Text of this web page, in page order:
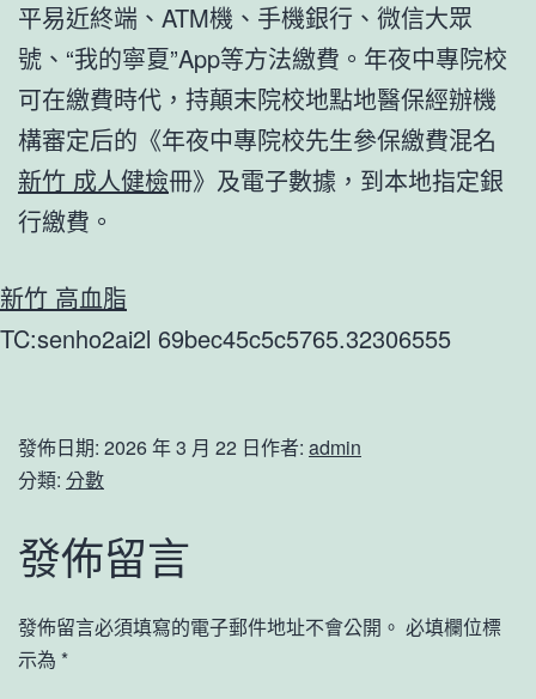
平易近終端、ATM機、手機銀行、微信大眾
號、“我的寧夏”App等方法繳費。年夜中專院校
可在繳費時代，持顛末院校地點地醫保經辦機
構審定后的《年夜中專院校先生參保繳費混名
新竹 成人健檢冊》及電子數據，到本地指定銀
行繳費。
新竹 高血脂
TC:senho2ai2l 69bec45c5c5765.32306555
發佈日期: 2026 年 3 月 22 日作者: admin
分類: 分數
發佈留言
發佈留言必須填寫的電子郵件地址不會公開。 必填欄位標
示為 *